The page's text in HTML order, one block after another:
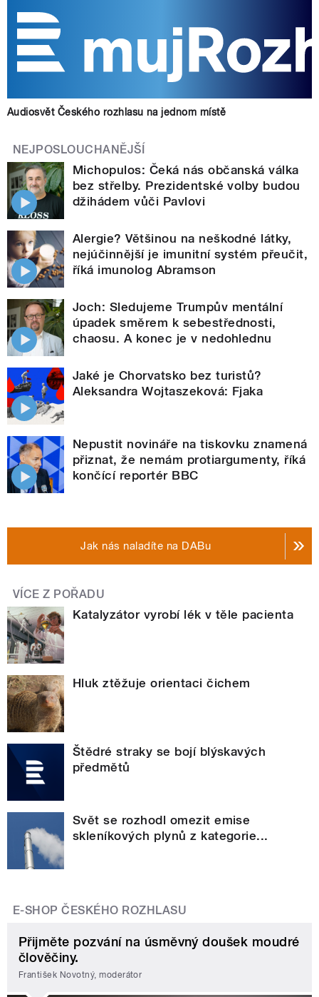
Audiosvět Českého rozhlasu na jednom místě
NEJPOSLOUCHANĚJŠÍ
Michopulos: Čeká nás občanská válka
bez střelby. Prezidentské volby budou
džihádem vůči Pavlovi
Alergie? Většinou na neškodné látky,
nejúčinnější je imunitní systém přeučit,
říká imunolog Abramson
Joch: Sledujeme Trumpův mentální
úpadek směrem k sebestřednosti,
chaosu. A konec je v nedohlednu
Jaké je Chorvatsko bez turistů?
Aleksandra Wojtaszeková: Fjaka
Nepustit novináře na tiskovku znamená
přiznat, že nemám protiargumenty, říká
končící reportér BBC
Jak nás naladíte na DABu
VÍCE Z POŘADU
Katalyzátor vyrobí lék v těle pacienta
Hluk ztěžuje orientaci čichem
Štědré straky se bojí blýskavých
předmětů
Svět se rozhodl omezit emise
skleníkových plynů z kategorie...
E-SHOP ČESKÉHO ROZHLASU
Přijměte pozvání na úsměvný doušek moudré
člověčiny.
František Novotný, moderátor